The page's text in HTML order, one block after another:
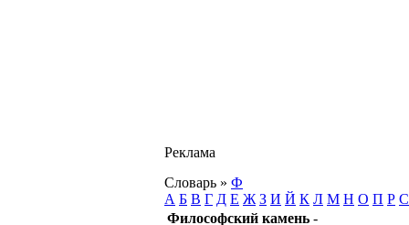
Реклама
Словарь » Ф
А Б В Г Д Е Ж З И Й К Л М Н О П Р С
Философский камень -